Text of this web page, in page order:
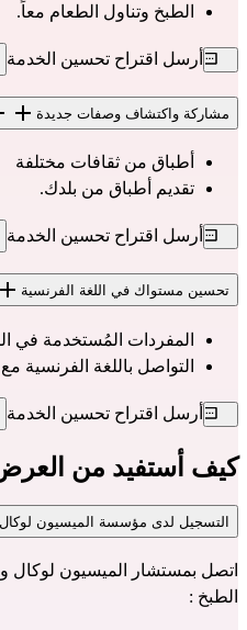
الطبخ وتناول الطعام معاً.
أرسل اقتراح تحسين الخدمة
مشاركة واكتشاف وصفات جديدة
أطباق من ثقافات مختلفة
تقديم أطباق من بلدك.
أرسل اقتراح تحسين الخدمة
تحسين مستواك في اللغة الفرنسية
المفردات المُستخدمة في
التواصل باللغة الفرنسية
أرسل اقتراح تحسين الخدمة
كيف أستفيد من
التسجيل لدى مؤسسة الميسيون لوكال
الطبخ :